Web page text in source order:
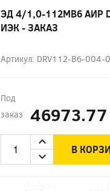
ЭД 4/1,0-112МВ6 АИР
ИЭК - ЗАКАЗ
Артикул: DRV112-B6-
Под
заказ
46973.77
В